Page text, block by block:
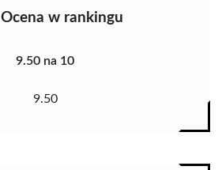
Ocena w rankingu
9.50 na 10
9.50